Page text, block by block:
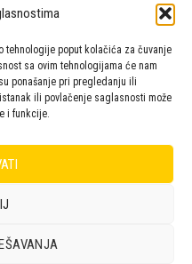
tehnologije poput kolačića za čuvanje
sa ovim tehnologijama će nam
ponašanje pri pregledanju ili
ili povlačenje saglasnosti može
i funkcije.